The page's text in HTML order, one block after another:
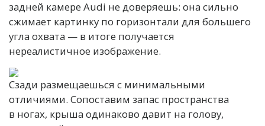
задней камере Audi не доверяешь: она сильно
сжимает картинку по горизонтали для большего
угла охвата — в итоге получается
нереалистичное изображение.
Сзади размещаешься с минимальными
отличиями. Сопоставим запас пространства
в ногах, крыша одинаково давит на голову,